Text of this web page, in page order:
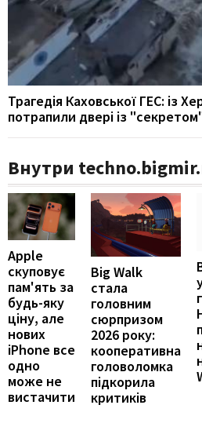
Трагедія Каховської ГЕС: із
потрапили двері із
Внутри
Apple
скуповує
пам'ять за
будь-яку
ціну, але
нових
iPhone все
одно
може не
вистачити
Big Walk
стала
головним
сюрпризом
2026 року:
кооперативна
головоломка
підкорила
критиків